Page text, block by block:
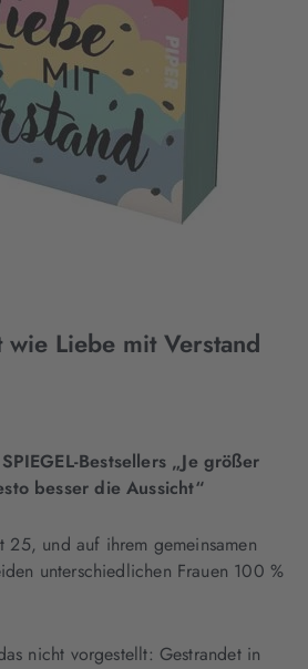
wie Liebe mit Verstand
Bestsellers „Je größer
besser die Aussicht“
und auf ihrem gemeinsamen
unterschiedlichen Frauen 100 %
nicht vorgestellt: Gestrandet in